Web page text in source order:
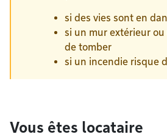
si des vies sont en
si un mur extérieur
de tomber
si un incendie risque
Vous êtes locataire